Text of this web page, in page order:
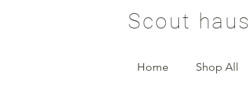
Scout haus
Home Shop All